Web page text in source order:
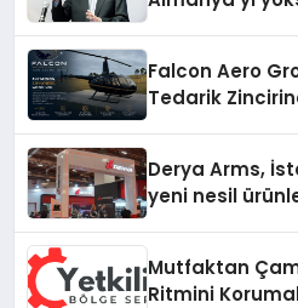
Falcon Aero
Tedarik
Derya Arms,
yeni nesil
Mutfaktan
Ritmini